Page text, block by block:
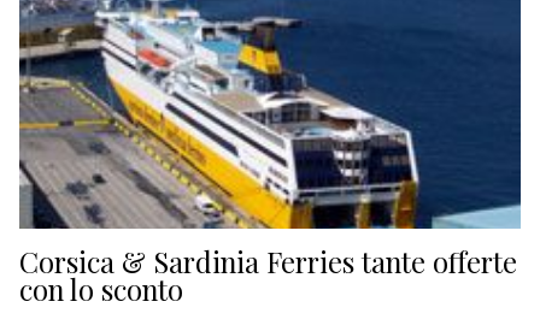
INDUSTRIA
RICERCA
ECONOMIA
TURISMO
CULTURA
Corsica & Sardinia Ferries tante offerte
con lo sconto